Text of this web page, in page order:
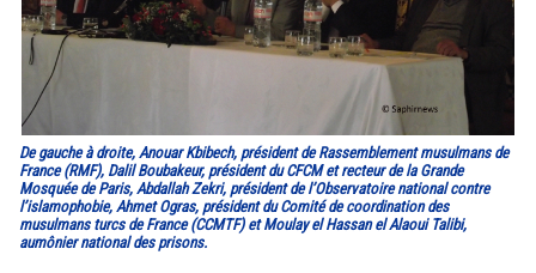
De gauche à droite, Anouar Kbibech, président de Rassemblement musulmans de
France (RMF), Dalil Boubakeur, président du CFCM et recteur de la Grande
Mosquée de Paris, Abdallah Zekri, président de l’Observatoire national contre
l’islamophobie, Ahmet Ogras, président du Comité de coordination des
musulmans turcs de France (CCMTF) et Moulay el Hassan el Alaoui Talibi,
aumônier national des prisons.